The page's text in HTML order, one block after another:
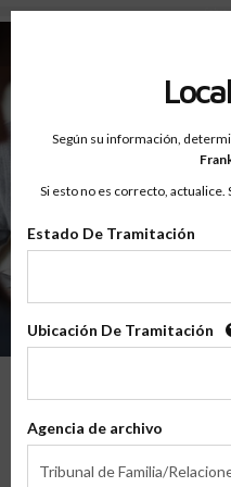
Sobre
Según su información,
Si esto no es correcto,
Estado De Tramitación
Tramitación
Ubicación De Tramitación
Tramitación
Agencia de archivo
Tribunal de Familia/
de